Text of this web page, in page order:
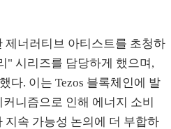
제너러티브 아티스트를 초청하
" 시리즈를 담당하게 했으며,
다. 이는 Tezos 블록체인에 발
니즘으로 인해 에너지 소비
지속 가능성 논의에 더 부합하